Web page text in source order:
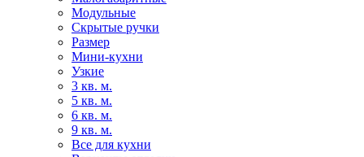
Модульные
Скрытые ручки
Размер
Мини-кухни
Узкие
3 кв. м.
5 кв. м.
6 кв. м.
9 кв. м.
Все для кухни